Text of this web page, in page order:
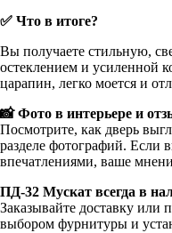
✅ Что в итоге?
Вы получаете стильную,
остеклением и усиленной
царапин, легко моется и
📸 Фото в интерьере и
Посмотрите, как дверь
разделе фотографий. Если
впечатлениями, ваше
ПД-32 Мускат всегда в
Заказывайте доставку или
выбором фурнитуры и